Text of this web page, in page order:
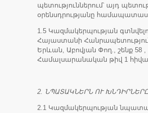
պետություններում՝ այդ
օրենսդրությանը
1.5 Կազմակերպության
Հայաստանի
Երևան, Աբովյան Փող., շենք 58 ,
Համալսարանական թիվ 1
2. ՆՊԱՏԱԿՆԵՐՆ ՈՒ
2.1 Կազմակերպության